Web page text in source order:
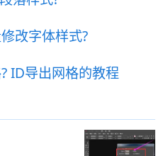
改字体样式?
ID导出网格的教程